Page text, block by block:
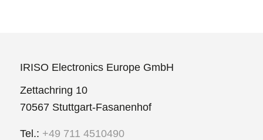
IRISO Electronics Europe GmbH
Zettachring 10
70567 Stuttgart-Fasanenhof
Tel.: +49 711 4510490